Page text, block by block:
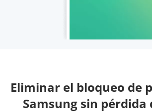
Eliminar el bloqueo de
Samsung sin pérdida